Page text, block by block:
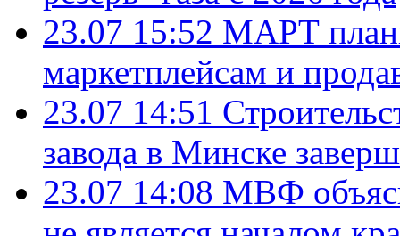
23.07 15:52 МАРТ
маркетплейсам и
23.07 14:51
завода в Минске
23.07 14:08 МВФ